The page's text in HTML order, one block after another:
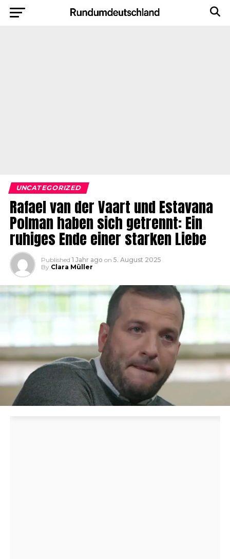
UNCATEGORIZED
Rafael van der Vaart und Estavana
Polman haben sich getrennt: Ein
ruhiges Ende einer starken Liebe
Published 1 Jahr ago on 5. August 2025
By Clara Müller